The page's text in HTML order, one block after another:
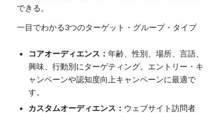
できる。
一目でわかる3つのターゲット・グループ・タイプ
コアオーディエンス： 年齢、性別、場所、言語、
興味、行動別にターゲティング。エントリー・キ
ャンペーンや認知度向上キャンペーンに最適で
す。
カスタムオーディエンス： ウェブサイト訪問者